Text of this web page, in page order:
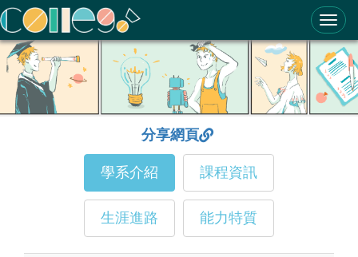
ColleGo! 大學選才與高中育才輔助系統
分享網頁
學系介紹 課程資訊
生涯進路 能力特質